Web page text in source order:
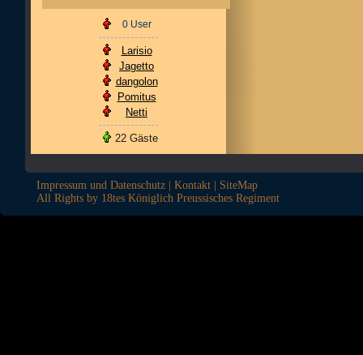
0 User
Larisio
Jagetto
dangolon
Pomitus
Netti
22 Gäste
Impressum und Datenschutz Kontakt
SiteMap
All Rights by 18tes Königlich Preussisches Regiment